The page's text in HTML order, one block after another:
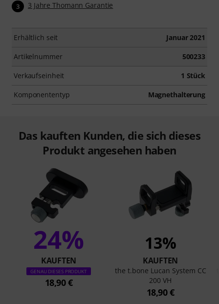
3 3 Jahre Thomann Garantie
Erhältlich seit Januar 2021
Artikelnummer 500233
Verkaufseinheit 1 Stück
Komponententyp Magnethalterung
Das kauften Kunden, die sich dieses
Produkt angesehen haben
24%
KAUFTEN
GENAU DIESES PRODUKT
18,90 €
13%
KAUFTEN
the t.bone Lucan System CC
200 VH
18,90 €